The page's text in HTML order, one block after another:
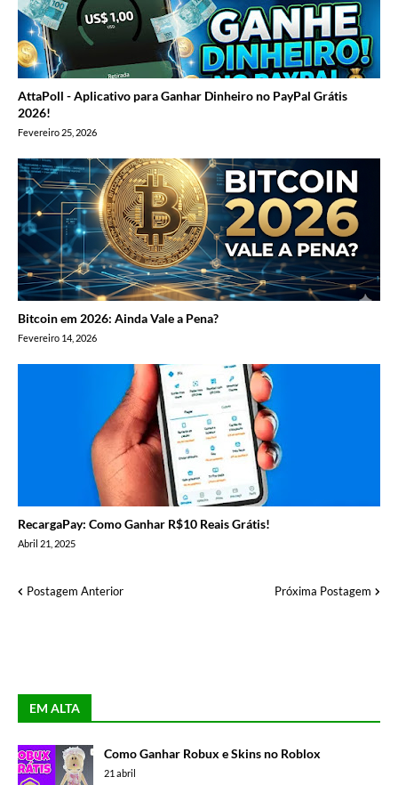
AttaPoll - Aplicativo para Ganhar Dinheiro no PayPal Grátis
2026!
Fevereiro 25, 2026
Bitcoin em 2026: Ainda Vale a Pena?
Fevereiro 14, 2026
RecargaPay: Como Ganhar R$10 Reais Grátis!
Abril 21, 2025
Postagem Anterior Próxima Postagem
EM ALTA
Como Ganhar Robux e Skins no Roblox
21 abril